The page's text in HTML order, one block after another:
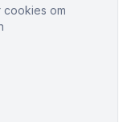
cookies om